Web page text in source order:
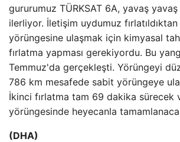
gururumuz TÜRKSAT 6A, yavaş
ilerliyor. İletişim uydumuz fırlatıldıktan
yörüngesine ulaşmak için kimyasal
fırlatma yapması gerekiyordu. Bu
Temmuz'da gerçekleşti. Yörüngeyi
786 km mesafede sabit yörüngeye
İkinci fırlatma tam 69 dakika sürecek
yörüngesinde heyecanla
(DHA)